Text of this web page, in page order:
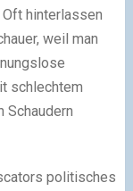
hinterlassen
weil man
schlechtem
Schaudern
politisches